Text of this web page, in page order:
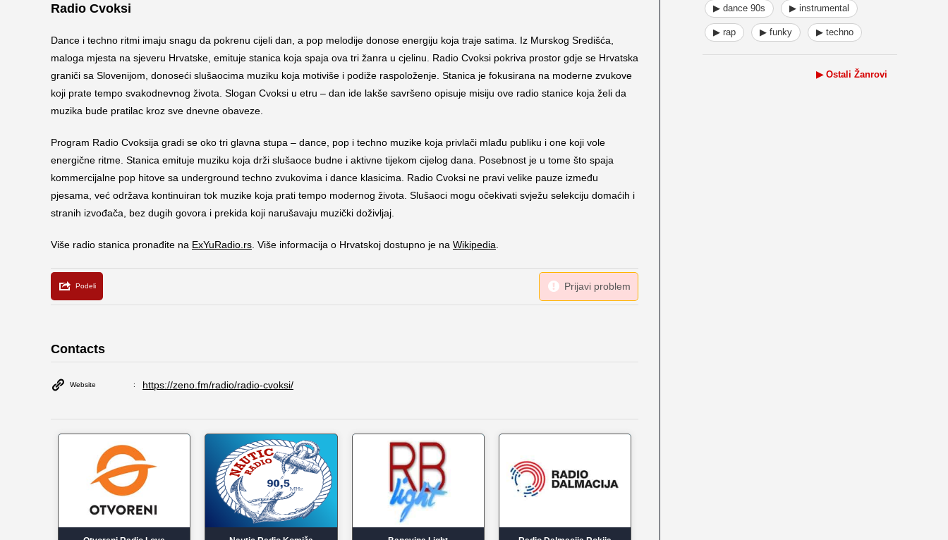
Radio Cvoksi
Dance i techno ritmi imaju snagu da pokrenu cijeli dan, a pop melodije donose energiju koja traje satima. Iz Murskog Središća,
maloga mjesta na sjeveru Hrvatske, emituje stanica koja spaja ova tri žanra u cjelinu. Radio Cvoksi pokriva prostor gdje se Hrvatska
graniči sa Slovenijom, donoseći slušaocima muziku koja motiviše i podiže raspoloženje. Stanica je fokusirana na moderne zvukove
koji prate tempo svakodnevnog života. Slogan Cvoksi u etru – dan ide lakše savršeno opisuje misiju ove radio stanice koja želi da
muzika bude pratilac kroz sve dnevne obaveze.
Program Radio Cvoksija gradi se oko tri glavna stupa – dance, pop i techno muzike koja privlači mlađu publiku i one koji vole
energične ritme. Stanica emituje muziku koja drži slušaoce budne i aktivne tijekom cijelog dana. Posebnost je u tome što spaja
kommercijalne pop hitove sa underground techno zvukovima i dance klasicima. Radio Cvoksi ne pravi velike pauze između
pjesama, već održava kontinuiran tok muzike koja prati tempo modernog života. Slušaoci mogu očekivati svježu selekciju domaćih i
stranih izvođača, bez dugih govora i prekida koji narušavaju muzički doživljaj.
Više radio stanica pronađite na ExYuRadio.rs . Više informacija o Hrvatskoj dostupno je na Wikipedia
Contacts
Website https://zeno.fm/radio/radio-cvoksi/
▶ dance 90s ▶ instrumental
▶ rap ▶ funky ▶ techno
▶ Ostali Žanrovi